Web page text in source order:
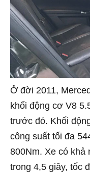
Ở đời 2011,
khối động cơ V8
trước đó. Khối
công suất tối đa
800Nm. Xe có khả
trong 4,5 giây, tốc